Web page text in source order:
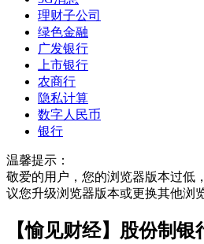
理财子公司
绿色金融
广发银行
上市银行
农商行
隐私计算
数字人民币
银行
温馨提示：
敬爱的用户，您的浏览器版本过低
议您升级浏览器版本或更换其他浏
【愉见财经】股份制银